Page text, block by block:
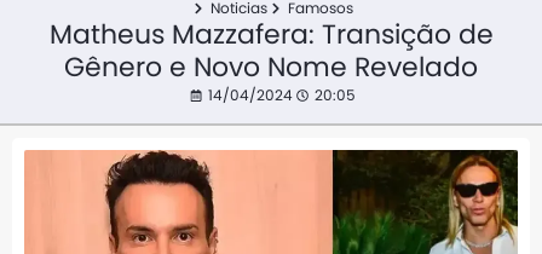
Noticias Famosos
Matheus Mazzafera: Transição de
Gênero e Novo Nome Revelado
14/04/2024 20:05